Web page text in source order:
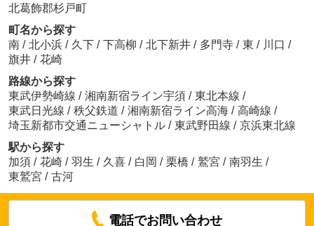
北葛飾郡杉戸町
町名から探す
南 / 北小浜 / 久下 / 下高柳 / 北下新井 / 多門寺 / 東 / 川口 /
旗井 / 花崎
路線から探す
東武伊勢崎線 / 湘南新宿ライン宇須 / 東北本線 /
東武日光線 / 秩父鉄道 / 湘南新宿ライン高海 / 高崎線 /
埼玉新都市交通ニューシャトル / 東武野田線 / 京浜東北線
駅から探す
加須 / 花崎 / 羽生 / 久喜 / 白岡 / 栗橋 / 鷲宮 / 南羽生 /
東鷲宮 / 古河
電話でお問い合わせ